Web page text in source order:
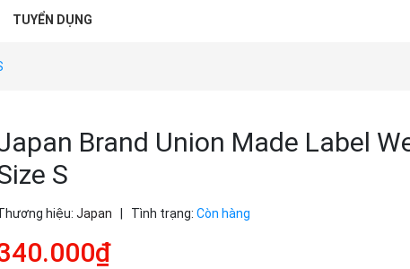
TUYỂN DỤNG
Brand Union Made Label
S
hiệu: Japan Tình trạng: Còn hàng